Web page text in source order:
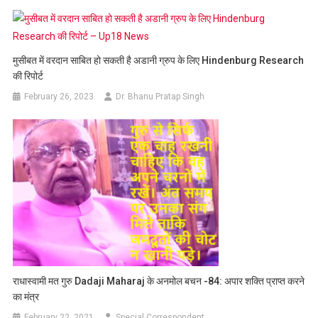
मुसीबत में वरदान साबित हो सकती है अडानी ग्रुप के लिए Hindenburg Research
की रिपोर्ट
February 26, 2023 Dr. Bhanu Pratap Singh
राधास्वामी मत गुरु Dadaji Maharaj के अनमोल बचन -84: अपार शक्ति प्राप्त करने
का मंत्र